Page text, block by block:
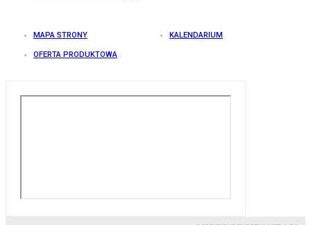
MAPA STRONY KALENDARIUM
OFERTA PRODUKTOWA